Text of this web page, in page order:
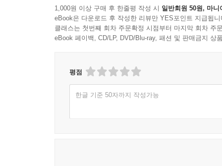
1,000원 이상 구매 후 한줄평 작성 시 일반회원 50원, 마니
eBook은 다운로드 후 작성한 리뷰만 YES포인트 지급됩니
클래스는 첫번째 회차 주문확정 시점부터 마지막 회차 주
eBook 페이백, CD/LP, DVD/Blu-ray, 패션 및 판매금지 상
평점
한글 기준 50자까지 작성가능